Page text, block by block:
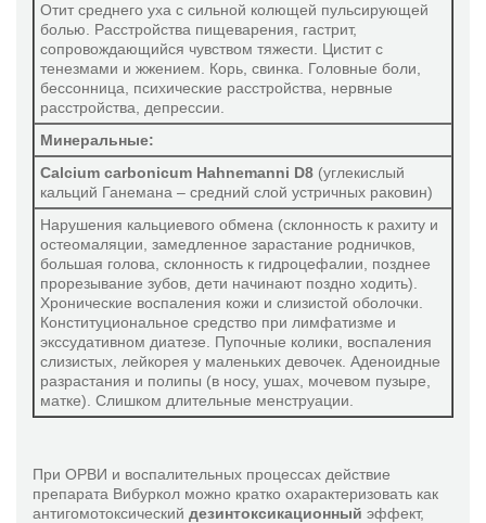
Симбиофлор-1
Симбиофлор-2
Симбиолакт композитум
Отит среднего уха с сильной колющей пульсирующей
болью. Расстройства пищеварения, гастрит,
сопровождающийся чувством тяжести. Цистит с
тенезмами и жжением. Корь, свинка. Головные боли,
бессонница, психические расстройства, нервные
расстройства, депрессии.
Минеральные:
Calcium carbonicum Hahnemanni D8 (углекислый
кальций Ганемана – средний слой устричных раковин)
Нарушения кальциевого обмена (склонность к рахиту и
остеомаляции, замедленное зарастание родничков,
большая голова, склонность к гидроцефалии, позднее
прорезывание зубов, дети начинают поздно ходить).
Хронические воспаления кожи и слизистой оболочки.
Конституциональное средство при лимфатизме и
экссудативном диатезе. Пупочные колики, воспаления
слизистых, лейкорея у маленьких девочек. Аденоидные
разрастания и полипы (в носу, ушах, мочевом пузыре,
матке). Слишком длительные менструации.
При ОРВИ и воспалительных процессах действие
препарата Вибуркол можно кратко охарактеризовать как
антигомотоксический дезинтоксикационный эффект,